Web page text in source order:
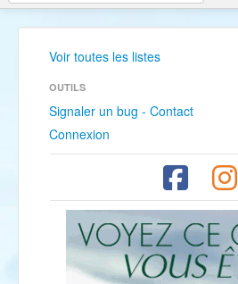
Voir toutes les listes
OUTILS
Signaler un bug - Contact
Connexion